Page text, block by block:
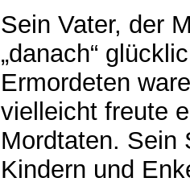
Sein Vater, der
„danach“
Ermordeten
vielleicht freute
Mordtaten. Sein
Kindern und